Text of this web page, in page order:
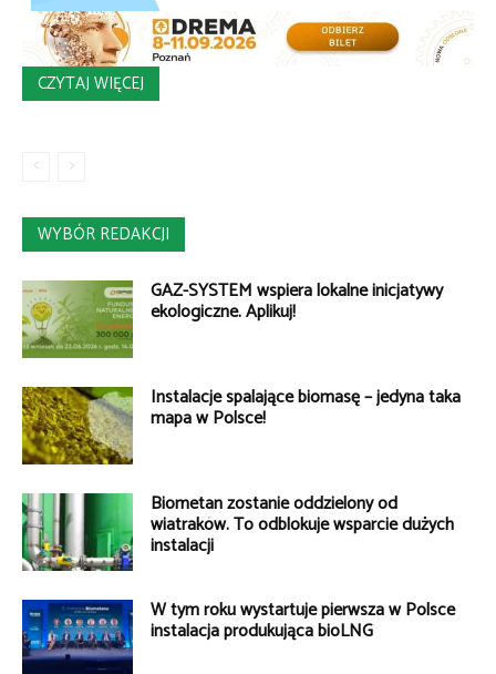
CZYTAJ WIĘCEJ
WYBÓR REDAKCJI
GAZ-SYSTEM wspiera lokalne inicjatywy
ekologiczne. Aplikuj!
Instalacje spalające biomasę – jedyna taka
mapa w Polsce!
Biometan zostanie oddzielony od
wiatraków. To odblokuje wsparcie dużych
instalacji
W tym roku wystartuje pierwsza w Polsce
instalacja produkująca bioLNG